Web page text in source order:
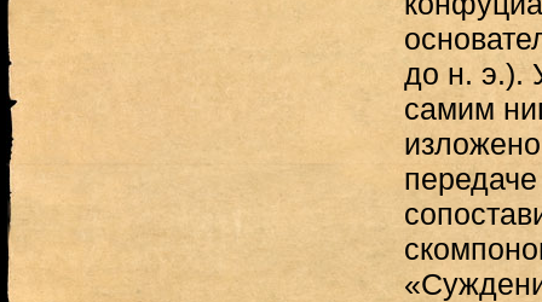
до н. э.).
самим